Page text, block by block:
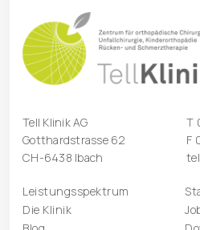
Tell Klinik AG
Gotthardstrasse 62
CH-6438 Ibach
T
F
Leistungsspektrum
Die Klinik